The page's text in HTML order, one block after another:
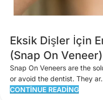
Eksik Dişler İçin
(Snap On
Snap On Veneers are the
or avoid the dentist. They
CONTINUE READING